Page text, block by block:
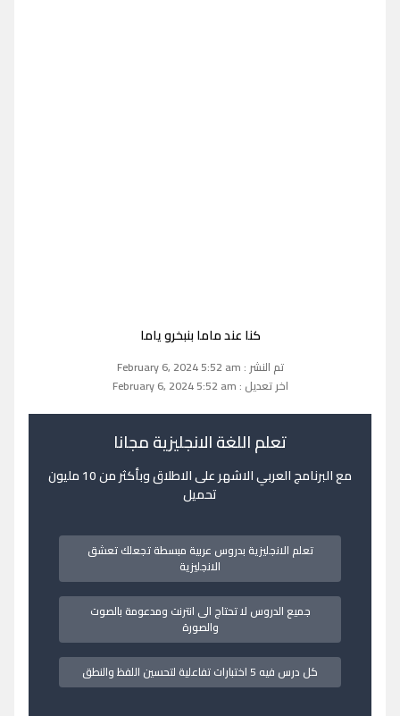
كنا عند ماما بنبخرو یاما
تم النشر : February 6, 2024 5:52 am
اخر تعديل : February 6, 2024 5:52 am
تعلم اللغة الانجليزية مجانا
مع البرنامج العربي الاشهر على الاطلاق وبأكثر من 10 مليون
تحميل
تعلم الانجليزية بدروس عربية مبسطة تجعلك تعشق
الانجليزية
جميع الدروس لا تحتاج الى انترنت ومدعومة بالصوت
والصورة
كل درس فيه 5 اختبارات تفاعلية لتحسين اللفظ والنطق